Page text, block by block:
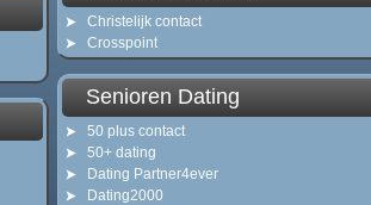
Christelijk contact
Crosspoint
Senioren Dating
50 plus contact
50+ dating
Dating Partner4ever
Dating2000